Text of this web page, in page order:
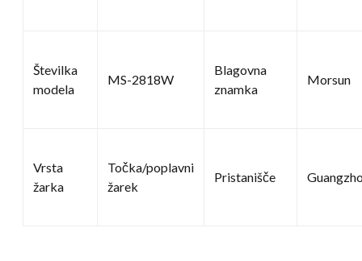
Številka
modela
MS-2818W
Blagovna
znamka
Morsun
Vrsta
žarka
Točka/poplavni
žarek
Pristanišče